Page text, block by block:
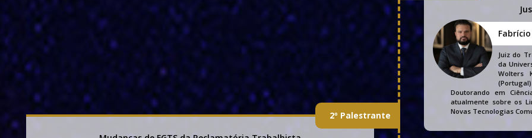
Juiz do
da
Wolters
Doutorando em
atualmente sobre os
Novas Tecnologias
2º Palestrante